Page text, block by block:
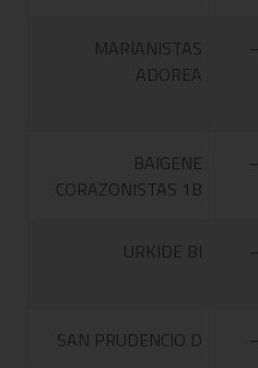
MARIANISTAS
ADOREA
–
BAIGENE
CORAZONISTAS 1B
–
URKIDE BI –
SAN PRUDENCIO D –